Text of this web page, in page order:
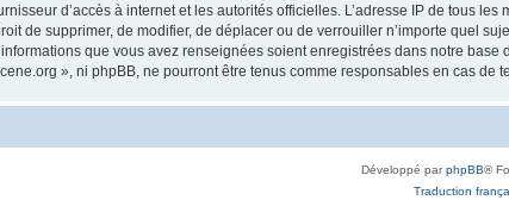
d’accès à internet et les autorités officielles. L’adresse IP de tous
de supprimer, de modifier, de déplacer ou de verrouiller n’importe quel
que vous avez renseignées soient enregistrées dans notre
», ni phpBB, ne pourront être tenus comme responsables en cas de
Développé parphpBB®
Traduction